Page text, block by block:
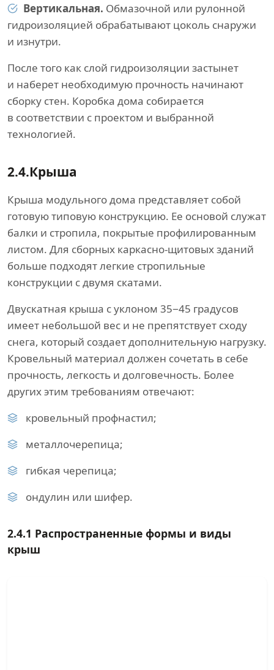
Вертикальная. Обмазочной или рулонной
гидроизоляцией обрабатывают цоколь снаружи
и изнутри.
После того как слой гидроизоляции застынет
и наберет необходимую прочность начинают
сборку стен. Коробка дома собирается
в соответствии с проектом и выбранной
технологией.
2.4.Крыша
Крыша модульного дома представляет собой
готовую типовую конструкцию. Ее основой служат
балки и стропила, покрытые профилированным
листом. Для сборных каркасно-щитовых зданий
больше подходят легкие стропильные
конструкции с двумя скатами.
Двускатная крыша с уклоном 35−45 градусов
имеет небольшой вес и не препятствует сходу
снега, который создает дополнительную нагрузку.
Кровельный материал должен сочетать в себе
прочность, легкость и долговечность. Более
других этим требованиям отвечают:
кровельный профнастил;
металлочерепица;
гибкая черепица;
ондулин или шифер.
2.4.1 Распространенные формы и виды
крыш